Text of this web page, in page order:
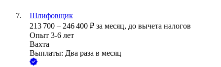
Шлифовщик
213 700 – 246 400 ₽ за месяц, до вычета налогов
Опыт 3-6 лет
Вахта
Выплаты: Два раза в месяц